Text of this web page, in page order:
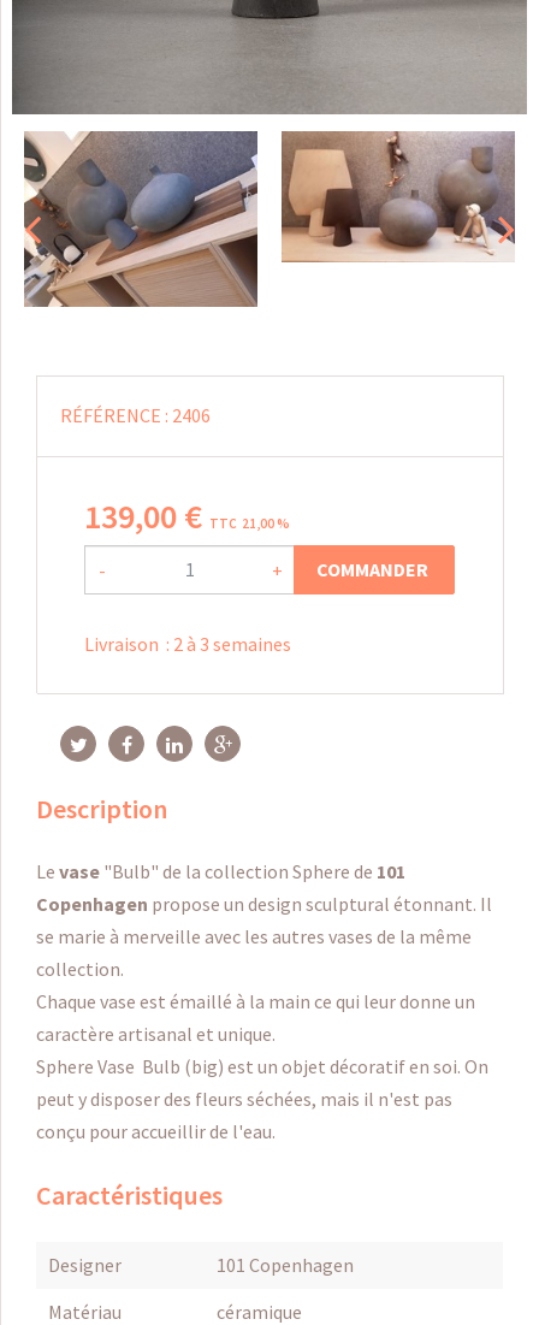
RÉFÉRENCE : 2406
139,00€ TTC 21,00 %
- + COMMANDER
Livraison : 2 à 3 semaines
Description
Le vase "Bulb" de la collection Sphere de 101
Copenhagen propose un design sculptural étonnant. Il
se marie à merveille avec les autres vases de la même
collection.
Chaque vase est émaillé à la main ce qui leur donne un
caractère artisanal et unique.
Sphere Vase Bulb (big) est un objet décoratif en soi. On
peut y disposer des fleurs séchées, mais il n'est pas
conçu pour accueillir de l'eau.
Caractéristiques
Designer
101 Copenhagen
Matériau
céramique